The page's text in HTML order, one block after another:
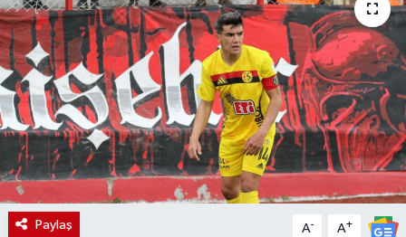
Paylaş A- A+